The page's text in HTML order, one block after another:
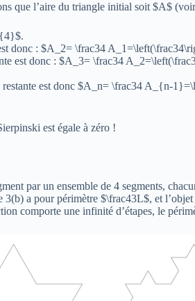
que l’aire du triangle initial soit $A$
donc : $A_2= \frac34
est donc : $A_3= \frac34
est donc $A_n= \frac34 A_{n-
est égale à zéro !
par un ensemble de 4 segments,
a pour périmètre $\frac43L$, et
comporte une infinité d’étapes, le